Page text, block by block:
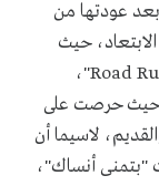
عودتها من
حيث
تألقت النجمة المصرية على مسرح "رود رش Road Rush"،
حيث حرصت على
لاسيما أن
"بتمنى أنساك"،